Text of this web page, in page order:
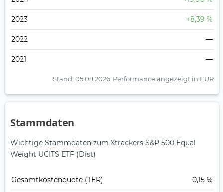
2023 +8,39 %
2022 —
2021 —
Stand: 05.08.2026. Performance angezeigt in EUR
Stammdaten
Wichtige Stammdaten zum Xtrackers S&P 500 Equal
Weight UCITS ETF (Dist)
Gesamt­kosten­quote (TER) 0,15 %